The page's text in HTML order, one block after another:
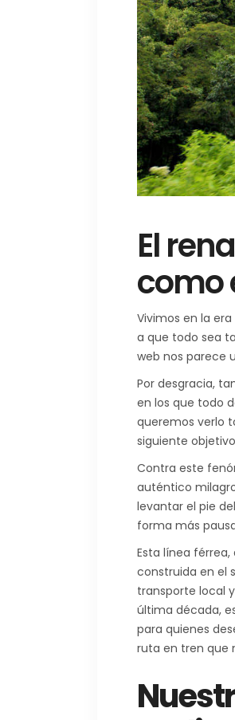
El
como
Vivimos en la
a que todo sea
web nos parece
Por desgracia,
en los que todo
queremos verlo
siguiente
Contra este
auténtico
levantar el pie
forma más
Esta línea
construida en el
transporte local
última década,
para quienes
ruta en tren que